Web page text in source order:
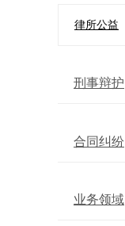
律所公益
刑事辩护
合同纠纷
业务领域